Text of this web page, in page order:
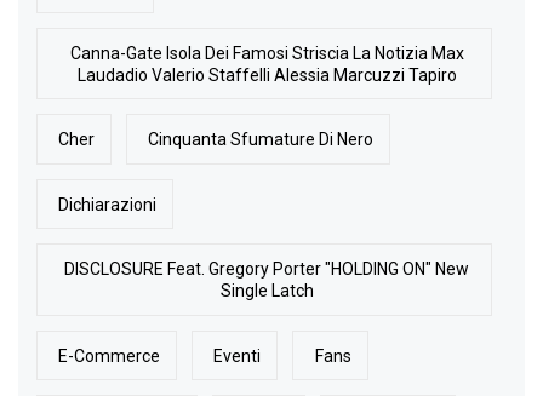
Canna-Gate Isola Dei Famosi Striscia La Notizia Max
Laudadio Valerio Staffelli Alessia Marcuzzi Tapiro
Cher Cinquanta Sfumature Di Nero
Dichiarazioni
DISCLOSURE Feat. Gregory Porter "HOLDING ON" New
Single Latch
E-Commerce Eventi Fans